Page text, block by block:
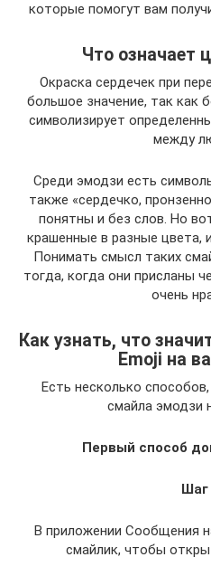
которые помогут вам
Что означает
Окраска сердечек при
большое значение, так как
символизирует
между
Среди эмодзи есть
также «сердечко,
понятны и без слов. Но
крашенные в разные цвета,
Понимать смысл таких
тогда, когда они присланы
очень
Как узнать, что
Emoji на
Есть несколько
смайла эмодзи
Первый способ
Шаг
В приложении Сообщения
смайлик, чтобы